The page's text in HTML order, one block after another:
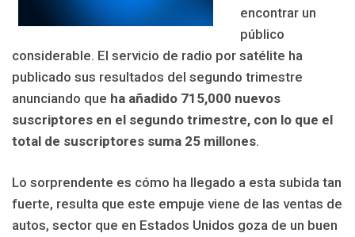
encontrar un
público
considerable. El servicio de radio por satélite ha
publicado sus resultados del segundo trimestre
anunciando que ha añadido 715,000 nuevos
suscriptores en el segundo trimestre, con lo que el
total de suscriptores suma 25 millones.
Lo sorprendente es cómo ha llegado a esta subida tan
fuerte, resulta que este empuje viene de las ventas de
autos, sector que en Estados Unidos goza de un buen